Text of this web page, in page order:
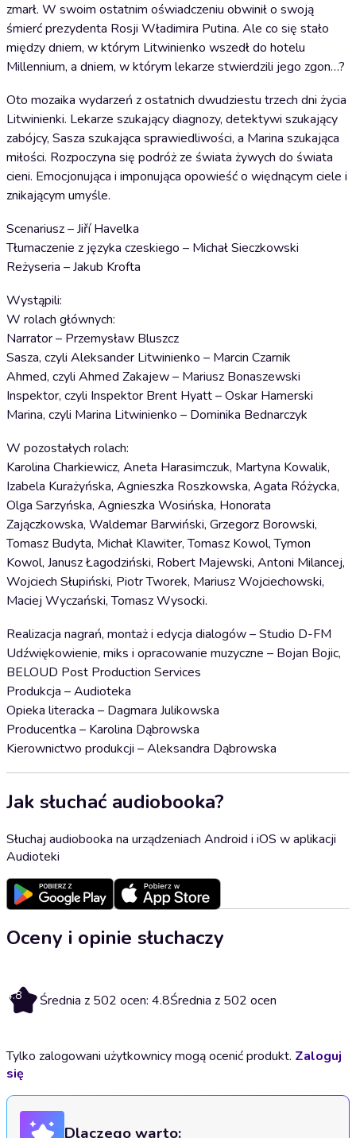
zmarł. W swoim ostatnim oświadczeniu obwinił o swoją
śmierć prezydenta Rosji Władimira Putina. Ale co się stało
między dniem, w którym Litwinienko wszedł do hotelu
Millennium, a dniem, w którym lekarze stwierdzili jego zgon…?
Oto mozaika wydarzeń z ostatnich dwudziestu trzech dni życia
Litwinienki. Lekarze szukający diagnozy, detektywi szukający
zabójcy, Sasza szukająca sprawiedliwości, a Marina szukająca
miłości. Rozpoczyna się podróż ze świata żywych do świata
cieni. Emocjonująca i imponująca opowieść o więdnącym ciele i
znikającym umyśle.
Scenariusz – Jiří Havelka
Tłumaczenie z języka czeskiego – Michał Sieczkowski
Reżyseria – Jakub Krofta
Wystąpili:
W rolach głównych:
Narrator – Przemysław Bluszcz
Sasza, czyli Aleksander Litwinienko – Marcin Czarnik
Ahmed, czyli Ahmed Zakajew – Mariusz Bonaszewski
Inspektor, czyli Inspektor Brent Hyatt – Oskar Hamerski
Marina, czyli Marina Litwinienko – Dominika Bednarczyk
W pozostałych rolach:
Karolina Charkiewicz, Aneta Harasimczuk, Martyna Kowalik,
Izabela Kurażyńska, Agnieszka Roszkowska, Agata Różycka,
Olga Sarzyńska, Agnieszka Wosińska, Honorata
Zajączkowska, Waldemar Barwiński, Grzegorz Borowski,
Tomasz Budyta, Michał Klawiter, Tomasz Kowol, Tymon
Kowol, Janusz Łagodziński, Robert Majewski, Antoni Milancej,
Wojciech Słupiński, Piotr Tworek, Mariusz Wojciechowski,
Maciej Wyczański, Tomasz Wysocki.
Realizacja nagrań, montaż i edycja dialogów – Studio D-FM
Udźwiękowienie, miks i opracowanie muzyczne – Bojan Bojic,
BELOUD Post Production Services
Produkcja – Audioteka
Opieka literacka – Dagmara Julikowska
Producentka – Karolina Dąbrowska
Kierownictwo produkcji – Aleksandra Dąbrowska
Jak słuchać audiobooka?
Słuchaj audiobooka na urządzeniach Android i iOS w aplikacji
Audioteki
Oceny i opinie słuchaczy
4.8 Średnia z 502 ocen: 4.8Średnia z 502 ocen
Tylko zalogowani użytkownicy mogą ocenić produkt. Zaloguj
się
Dlaczego warto: